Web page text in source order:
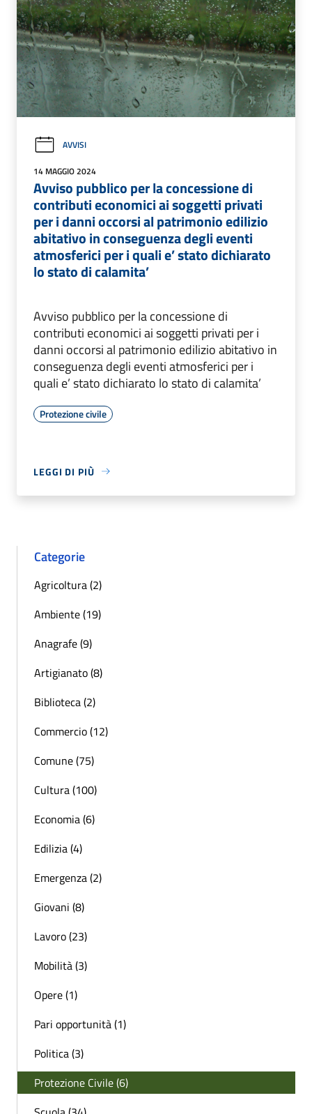
AVVISI
14 MAGGIO 2024
Avviso pubblico per la concessione di
contributi economici ai soggetti privati
per i danni occorsi al patrimonio edilizio
abitativo in conseguenza degli eventi
atmosferici per i quali e’ stato dichiarato
lo stato di calamita’
Avviso pubblico per la concessione di
contributi economici ai soggetti privati per i
danni occorsi al patrimonio edilizio abitativo in
conseguenza degli eventi atmosferici per i
quali e’ stato dichiarato lo stato di calamita’
Protezione civile
LEGGI DI PIÙ
Categorie
Agricoltura (2)
Ambiente (19)
Anagrafe (9)
Artigianato (8)
Biblioteca (2)
Commercio (12)
Comune (75)
Cultura (100)
Economia (6)
Edilizia (4)
Emergenza (2)
Giovani (8)
Lavoro (23)
Mobilità (3)
Opere (1)
Pari opportunità (1)
Politica (3)
Protezione Civile (6)